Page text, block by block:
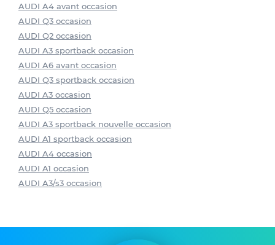
AUDI A4 avant occasion
AUDI Q3 occasion
AUDI Q2 occasion
AUDI A3 sportback occasion
AUDI A6 avant occasion
AUDI Q3 sportback occasion
AUDI A3 occasion
AUDI Q5 occasion
AUDI A3 sportback nouvelle occasion
AUDI A1 sportback occasion
AUDI A4 occasion
AUDI A1 occasion
AUDI A3/s3 occasion